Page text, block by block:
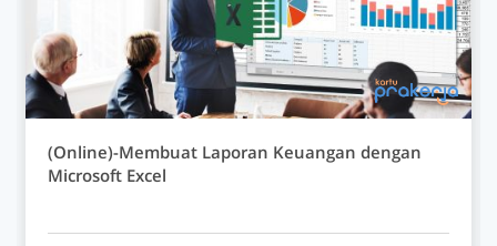
(Online)-Membuat Laporan Keuangan dengan
Microsoft Excel